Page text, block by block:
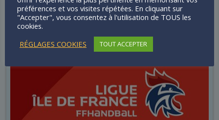
préférences et vos visites répétées. En cliquant sur
"Accepter", vous consentez à l'utilisation de TOUS les
cookies.
RÉGLAGES COOKIES
TOUT ACCEPTER